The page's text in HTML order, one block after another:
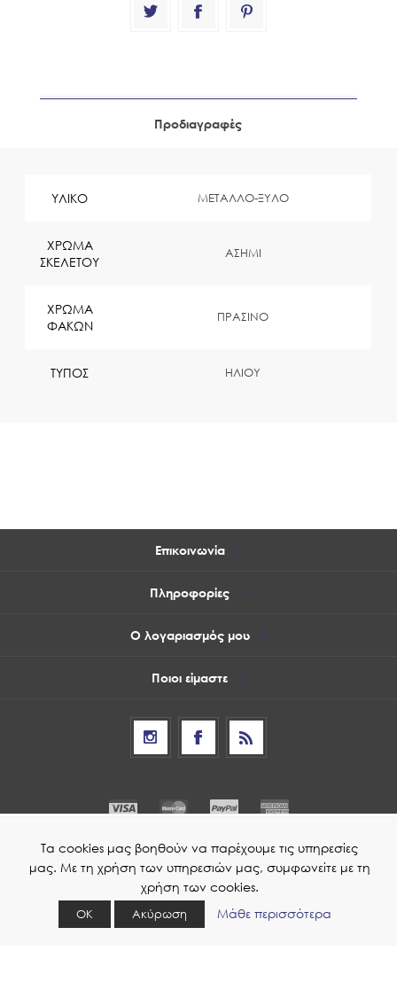
Προδιαγραφές
ΥΛΙΚΟ ΜΕΤΑΛΛΟ-ΞΥΛΟ
ΧΡΩΜΑ
ΣΚΕΛΕΤΟΥ
ΑΣΗΜΙ
ΧΡΩΜΑ
ΦΑΚΩΝ
ΠΡΑΣΙΝΟ
ΤΥΠΟΣ ΗΛΙΟΥ
Επικοινωνία
Πληροφορίες
Ο λογαριασμός μου
Ποιοι είμαστε
Τα cookies μας βοηθούν να παρέχουμε τις υπηρεσίες
μας. Με τη χρήση των υπηρεσιών μας, συμφωνείτε με τη
χρήση των cookies.
ΟΚ Ακύρωση Μάθε περισσότερα